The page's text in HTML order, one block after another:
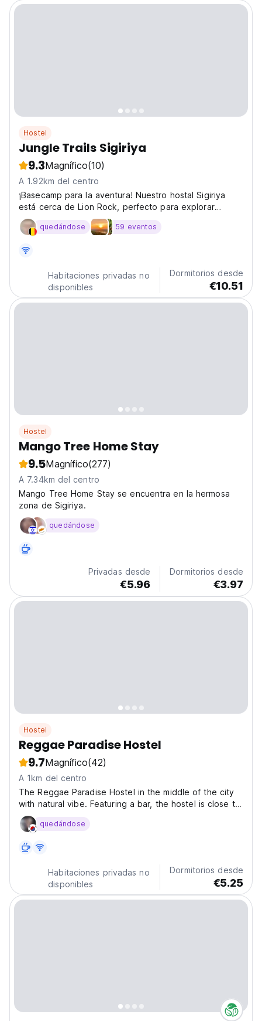
Hostel
Jungle Trails Sigiriya
9.3Magnífico(10)
A 1.92km del centro
¡Basecamp para la aventura! Nuestro hostal Sigiriya
está cerca de Lion Rock, perfecto para explorar
templos antiguos y paisajes con otros viajeros en Sri
Lanka. (Auto-translated from original language)
quedándose 59 eventos
Habitaciones privadas no
disponibles
Dormitorios desde
€10.51
Hostel
Mango Tree Home Stay
9.5Magnífico(277)
A 7.34km del centro
Mango Tree Home Stay se encuentra en la hermosa
zona de Sigiriya.
quedándose
Privadas desde
€5.96
Dormitorios desde
€3.97
Hostel
Reggae Paradise Hostel
9.7Magnífico(42)
A 1km del centro
The Reggae Paradise Hostel in the middle of the city
with natural vibe. Featuring a bar, the hostel is close to
several noted attractions, around 1.9 km from Wildlife
Range Office - Sigiriya and around 1.8 km from Sigiriya
quedándose
Habitaciones privadas no
disponibles
Dormitorios desde
€5.25